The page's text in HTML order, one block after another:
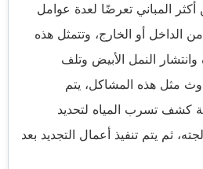
أكثر المباني تعرضًا لعدة عوامل
الداخل أو الخارج، وتتمثل هذه
النمل الأبيض وتلف
مثل هذه المشاكل، يتم
كشف تسرب المياه لتحديد
ثم يتم تنفيذ أعمال التجديد بعد